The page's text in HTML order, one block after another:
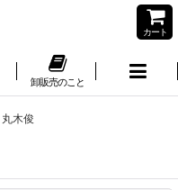
カート
卸販売のこと
丸木俊